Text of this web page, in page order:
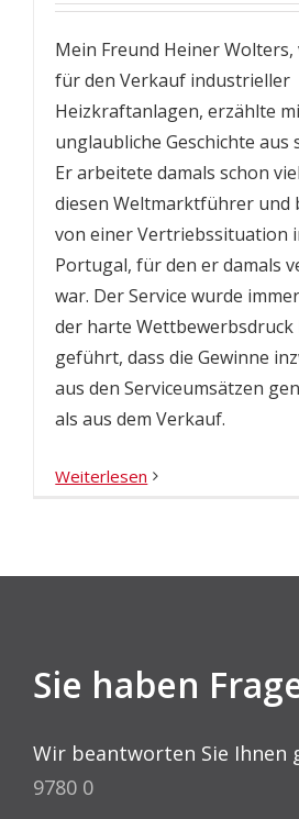
Mein Freund Heiner
für den Verkauf industrieller
Heizkraftanlagen, erzählte
unglaubliche Geschichte aus
Er arbeitete damals schon
diesen Weltmarktführer und
von einer Vertriebssituation
Portugal, für den er damals
war. Der Service wurde
der harte Wettbewerbsdruck
geführt, dass die Gewinne
aus den Serviceumsätzen
als aus dem Verkauf.
Weiterlesen
Sie haben
Wir beantworten Sie Ihnen
9780 0